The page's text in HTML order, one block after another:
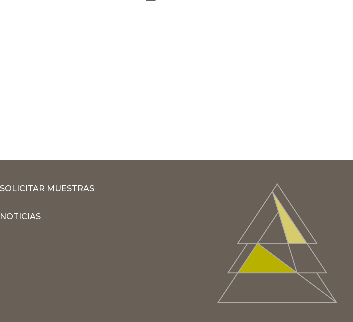
SOLICITAR MUESTRAS
NOTICIAS